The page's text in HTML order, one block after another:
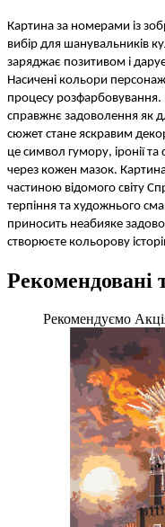
Картина за номерами із
вибір для шанувальників
заряджає позитивом і
Насичені кольори
процесу
справжнє задоволення як
сюжет стане яскравим
це символ гумору, іронії
через кожен мазок.
частиною відомого світу
терпіння та художнього
приносить неабияке
створюєте кольорову
Рекомендовані
Рекомендуємо